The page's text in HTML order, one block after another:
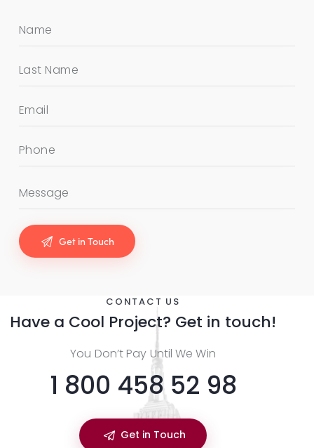
CONTACT US
Have a Cool Project? Get in touch!
You Don’t Pay Until We Win
1 800 458 52 98
Get in Touch